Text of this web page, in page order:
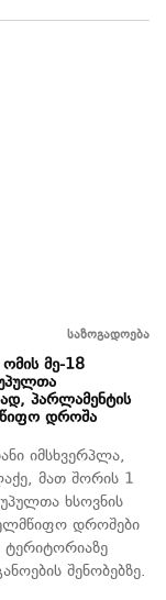
საზოგადოება
მე-18
პარლამენტის
დროშა
იმსხვერპლა,
მათ შორის 1
ხსოვნის
დროშები
შენობებზე.